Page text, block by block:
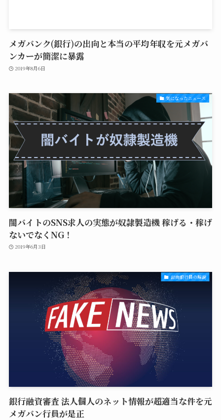
メガバンク(銀行)の出向と本当の平均年収を元メガバ
ンカーが簡潔に暴露
2019年8月6日
気になったニュース
闇バイトのSNS求人の実態が奴隷製造機 稼げる・稼げ
ないでなくNG！
2019年6月3日
出向銀行員の解説
銀行融資審査 法人個人のネット情報が超適当な件を元
メガバン行員が是正